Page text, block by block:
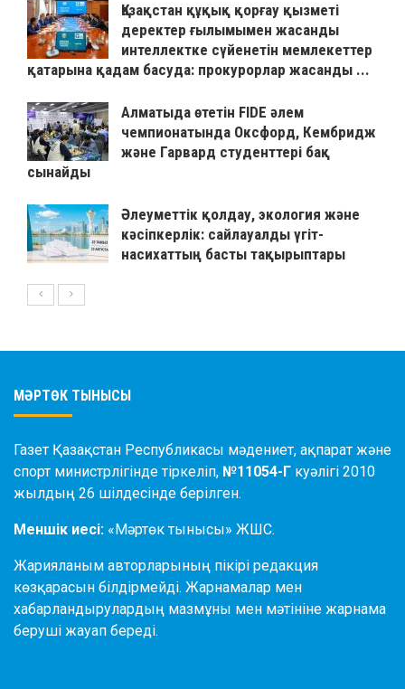
Қазақстан құқық қорғау қызметі
деректер ғылымымен жасанды
интеллектке сүйенетін мемлекеттер
қатарына қадам басуда: прокурорлар жасанды ...
Алматыда өтетін FIDE әлем
чемпионатында Оксфорд, Кембридж
және Гарвард студенттері бақ
сынайды
Әлеуметтік қолдау, экология және
кәсіпкерлік: сайлауалды үгіт-
насихаттың басты тақырыптары
МӘРТӨК ТЫНЫСЫ
Газет Қазақстан Республикасы мәдениет, ақпарат және
спорт министрлігінде тіркеліп, №11054-Г куәлігі 2010
жылдың 26 шілдесінде берілген.
Меншік иесі: «Мәртөк тынысы» ЖШС.
Жарияланым авторларының пікірі редакция
көзқарасын білдірмейді. Жарнамалар мен
хабарландырулардың мазмұны мен мәтініне жарнама
беруші жауап береді.